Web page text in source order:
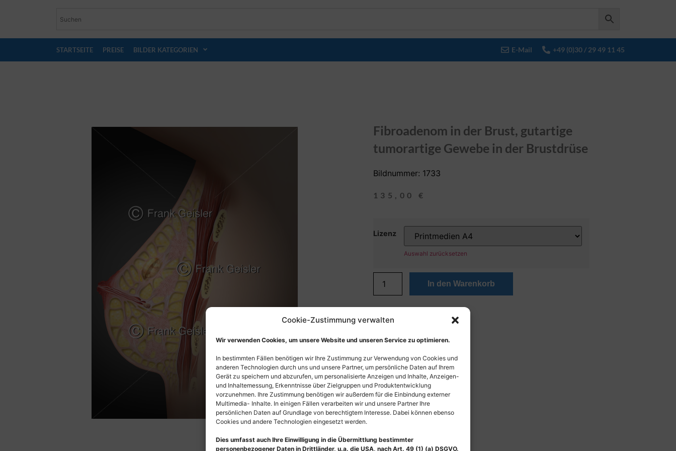
Cookie-Zustimmung verwalten
Wir verwenden Cookies, um unsere Website und unseren Service zu optimieren.
In bestimmten Fällen benötigen wir Ihre Zustimmung zur Verwendung von Cookies und
anderen Technologien durch uns und unsere Partner, um persönliche Daten auf Ihrem
Gerät zu speichern und abzurufen, um personalisierte Anzeigen und Inhalte, Anzeigen-
und Inhaltemessung, Erkenntnisse über Zielgruppen und Produktentwicklung
vorzunehmen. Ihre Zustimmung benötigen wir außerdem für die Einbindung externer
Multimedia- Inhalte. In einigen Fällen verarbeiten wir und unsere Partner Ihre
persönlichen Daten auf Grundlage von berechtigtem Interesse. Dabei können ebenso
Cookies und andere Technologien eingesetzt werden.
Dies umfasst auch Ihre Einwilligung in die Übermittlung bestimmter
personenbezogener Daten in Drittländer, u.a. die USA, nach Art. 49 (1) (a) DSGVO.
STARTSEITE PREISE BILDER KATEGORIEN E-Mail +49 (0)30 / 29 49 11 45
Fibroadenom in der Brust, gutartige
tumorartige Gewebe in der Brustdrüse
Bildnummer: 1733
135,00 €
Lizenz
Auswahl zurücksetzen
In den Warenkorb